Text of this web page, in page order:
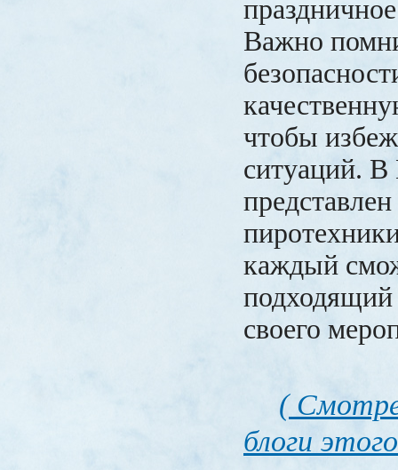
Важно
чтобы
ситуаций.
каждый
подходящий
своего
(
блоги